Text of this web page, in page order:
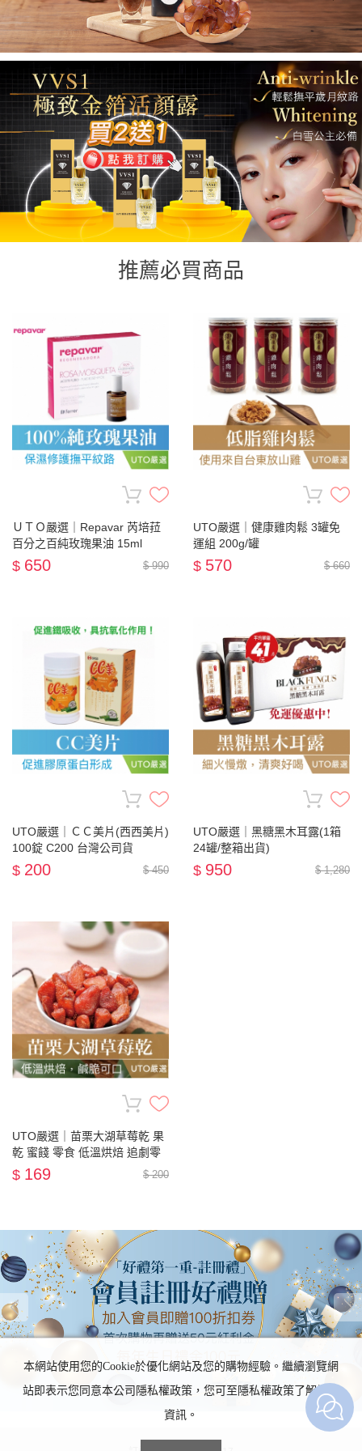
推薦必買商品
ＵＴＯ嚴選｜Repavar 芮培菈
百分之百純玫瑰果油 15ml
$ 990
$ 650
UTO嚴選｜健康雞肉鬆 3罐免
運組 200g/罐
$ 660
$ 570
UTO嚴選｜ＣＣ美片(西西美片)
100錠 C200 台灣公司貨
$ 450
$ 200
UTO嚴選｜黑糖黑木耳露(1箱
24罐/整箱出貨)
$ 1,280
$ 950
UTO嚴選｜苗栗大湖草莓乾 果
乾 蜜餞 零食 低溫烘焙 追劇零
嘴
$ 200
$ 169
本網站使用您的Cookie於優化網站及您的購物經驗。繼續瀏覽網
站即表示您同意本公司隱私權政策，您可至隱私權政策了解詳細
資訊。